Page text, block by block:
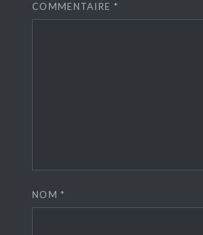
COMMENTAIRE *
NOM*